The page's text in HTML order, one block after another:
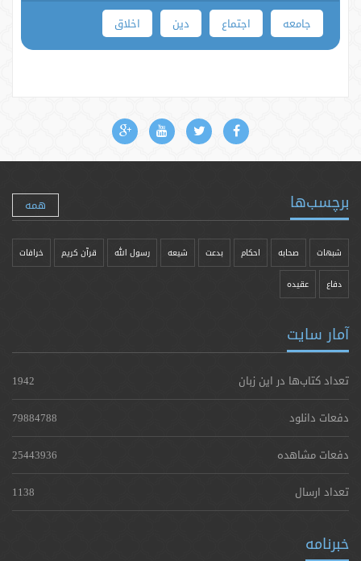
جامعه اجتماع دین اخلاق
برچسب‌ها همه
شبهات صحابه احکام بدعت شیعه رسول الله قرآن کریم خرافات
دفاع عقیده
آمار سایت
تعداد کتاب‌ها در این زبان
1942
دفعات دانلود
79884788
دفعات مشاهده
25443936
تعداد ارسال
1138
خبرنامه